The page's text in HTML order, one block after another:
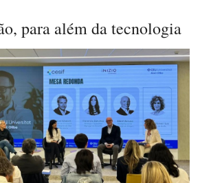
para além da tecnologia